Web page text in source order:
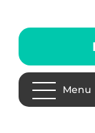
Menu